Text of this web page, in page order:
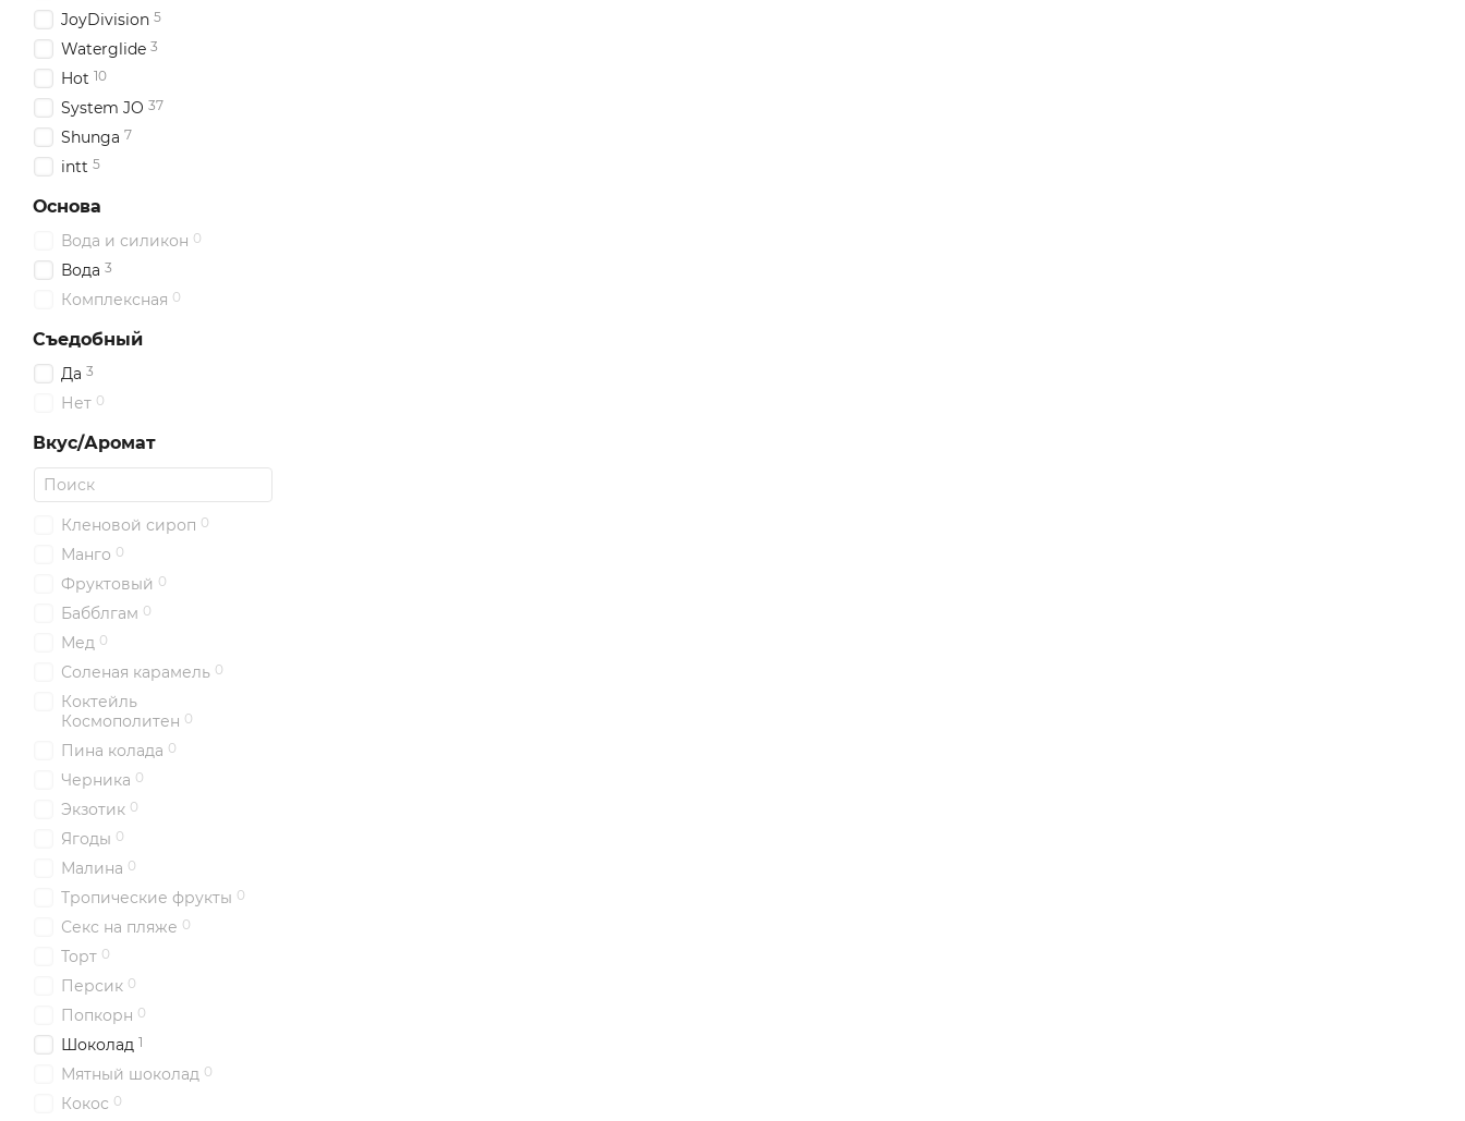
JoyDivision 5
Waterglide 3
Hot 10
System JO 37
Shunga 7
intt 5
Основа
Вода и силикон 0
Вода 3
Комплексная 0
Съедобный
Да 3
Нет 0
Вкус/Аромат
Кленовой сироп 0
Манго 0
Фруктовый 0
Бабблгам 0
Мед 0
Соленая карамель 0
Коктейль
Космополитен 0
Пина колада 0
Черника 0
Экзотик 0
Ягоды 0
Малина 0
Тропические фрукты 0
Секс на пляже 0
Торт 0
Персик 0
Попкорн 0
Шоколад 1
Мятный шоколад 0
Кокос 0